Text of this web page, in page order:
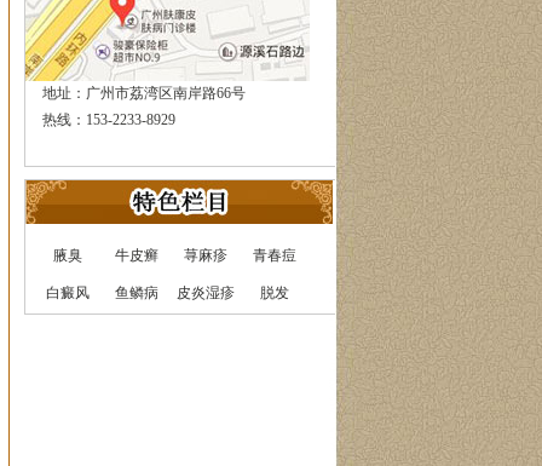
地址：广州市荔湾区南岸路66号
热线：153-2233-8929
腋臭 牛皮癣 荨麻疹 青春痘
白癜风 鱼鳞病 皮炎湿疹 脱发